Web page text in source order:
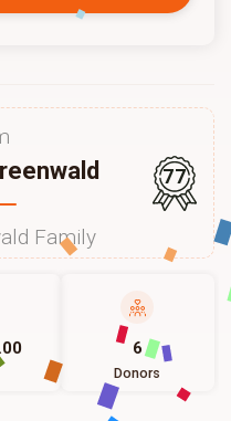
Family
77
6
Donors